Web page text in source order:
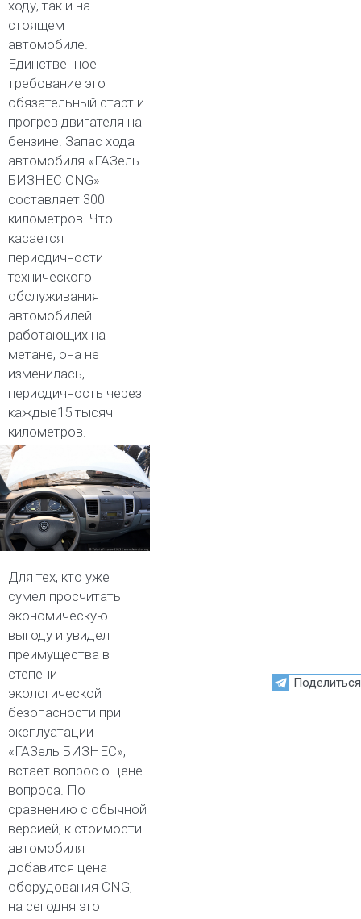
ходу, так и на
стоящем
автомобиле.
Единственное
требование это
обязательный старт и
прогрев двигателя на
бензине. Запас хода
автомобиля «ГАЗель
БИЗНЕС CNG»
составляет 300
километров. Что
касается
периодичности
технического
обслуживания
автомобилей
работающих на
метане, она не
изменилась,
периодичность через
каждые15 тысяч
километров.
Для тех, кто уже
сумел просчитать
экономическую
выгоду и увидел
преимущества в
степени
экологической
безопасности при
эксплуатации
«ГАЗель БИЗНЕС»,
встает вопрос о цене
вопроса. По
сравнению с обычной
версией, к стоимости
автомобиля
добавится цена
оборудования CNG,
на сегодня это
Поделиться